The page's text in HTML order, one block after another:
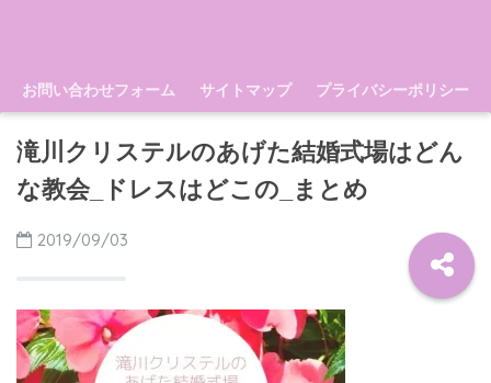
お問い合わせフォーム サイトマップ プライバシーポリシー
滝川クリステルのあげた結婚式場はどん
な教会_ドレスはどこの_まとめ
2019/09/03